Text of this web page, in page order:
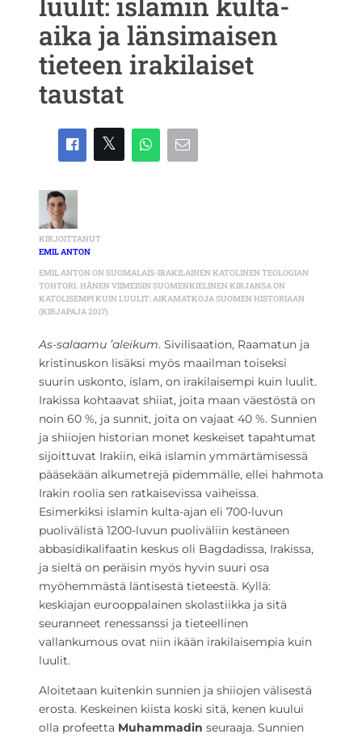
aika ja länsimaisen
tieteen irakilaiset
taustat
KIRJOITTANUT
EMIL ANTON
EMIL ANTON ON SUOMALAIS-IRAKILAINEN KATOLINEN TEOLOGIAN
TOHTORI. HÄNEN VIIMEISIN SUOMENKIELINEN KIRJANSA ON
KATOLISEMPI KUIN LUULIT: AIKAMATKOJA SUOMEN HISTORIAAN
(KIRJAPAJA 2017).
As-salaamu ’aleikum. Sivilisaation, Raamatun ja
kristinuskon lisäksi myös maailman toiseksi
suurin uskonto, islam, on irakilaisempi kuin luulit.
Irakissa kohtaavat shiiat, joita maan väestöstä on
noin 60 %, ja sunnit, joita on vajaat 40 %. Sunnien
ja shiiojen historian monet keskeiset tapahtumat
sijoittuvat Irakiin, eikä islamin ymmärtämisessä
pääsekään alkumetrejä pidemmälle, ellei hahmota
Irakin roolia sen ratkaisevissa vaiheissa.
Esimerkiksi islamin kulta-ajan eli 700-luvun
puolivälistä 1200-luvun puoliväliin kestäneen
abbasidikalifaatin keskus oli Bagdadissa, Irakissa,
ja sieltä on peräisin myös hyvin suuri osa
myöhemmästä läntisestä tieteestä. Kyllä:
keskiajan eurooppalainen skolastiikka ja sitä
seuranneet renessanssi ja tieteellinen
vallankumous ovat niin ikään irakilaisempia kuin
luulit.
Aloitetaan kuitenkin sunnien ja shiiojen välisestä
erosta. Keskeinen kiista koski sitä, kenen kuului
olla profeetta Muhammadin seuraaja. Sunnien